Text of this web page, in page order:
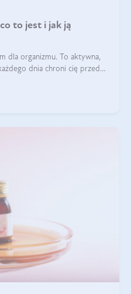
to jest i jak ją
dla organizmu. To aktywna,
dnia chroni cię przed